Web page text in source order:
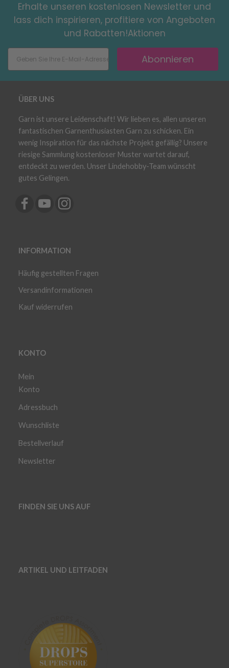
Erhalte unseren kostenlosen Newsletter und
lass dich inspirieren, profitiere von Angeboten
und Rabatten!Aktionen
Abonnieren
ÜBER UNS
Garn ist unsere Leidenschaft! Wir lieben es, allen unseren
fantastischen Garnenthusiasten Garn zu schicken. Ein
wenig Inspiration für das nächste Projekt gefällig? Unsere
riesige Sammlung kostenloser Muster wartet darauf,
entdeckt zu werden. Unser Lindehobby-Team wünscht
gutes Gelingen.
INFORMATION
Häufig gestellten Fragen
Versandinformationen
Kauf widerrufen
KONTO
Mein
Konto
Adressbuch
Wunschliste
Bestellverlauf
Newsletter
FINDEN SIE UNS AUF
ARTIKEL UND LEITFADEN